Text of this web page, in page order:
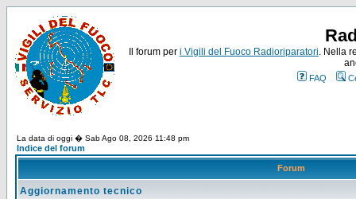
Il forum per i Vigili del Fuoco Radioriparatori. Nella
FAQ
La data di oggi � Sab Ago 08, 2026 11:48 pm
Indice del forum
Forum
Aggiornamento tecnico